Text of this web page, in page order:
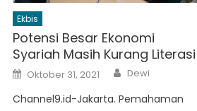
Ekbis
Potensi Besar Ekonomi
Syariah Masih Kurang Literasi
Posted
on
Oktober 31, 2021 Author
Dewi
Channel9.id-Jakarta. Pemahaman